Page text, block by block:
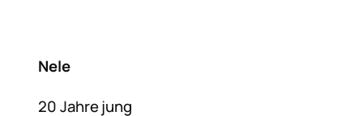
Nele
20 Jahre jung